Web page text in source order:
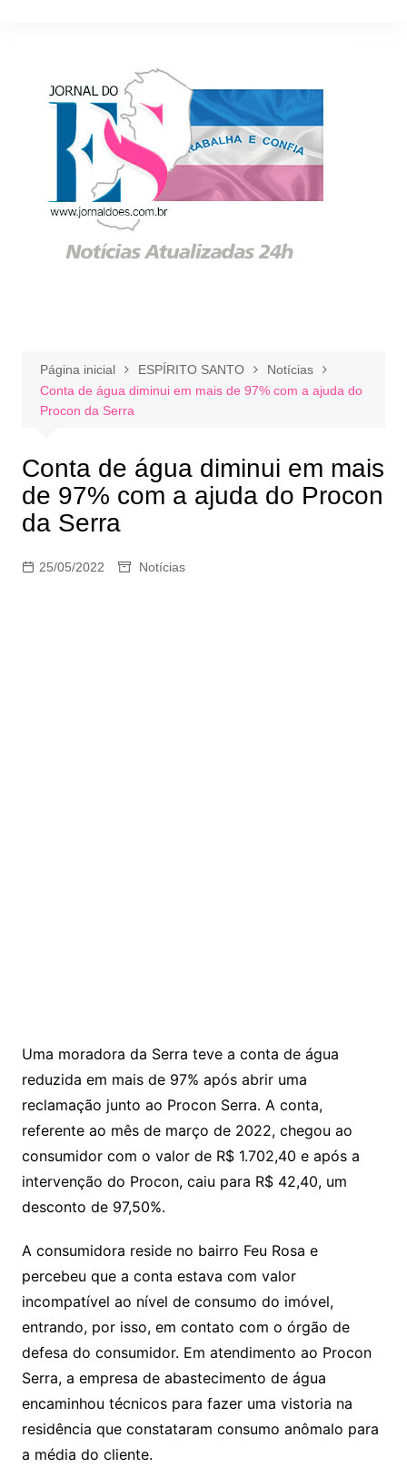
Página inicial ESPÍRITO SANTO
Notícias
Conta de água diminui em mais de 97% com a ajuda do
Procon da Serra
Conta de água diminui em mais
de 97% com a ajuda do Procon
da Serra
25/05/2022 Notícias
Uma moradora da Serra teve a conta de água
reduzida em mais de 97% após abrir uma
reclamação junto ao Procon Serra. A conta,
referente ao mês de março de 2022, chegou ao
consumidor com o valor de R$ 1.702,40 e após a
intervenção do Procon, caiu para R$ 42,40, um
desconto de 97,50%.
A consumidora reside no bairro Feu Rosa e
percebeu que a conta estava com valor
incompatível ao nível de consumo do imóvel,
entrando, por isso, em contato com o órgão de
defesa do consumidor. Em atendimento ao Procon
Serra, a empresa de abastecimento de água
encaminhou técnicos para fazer uma vistoria na
residência que constataram consumo anômalo para
a média do cliente.